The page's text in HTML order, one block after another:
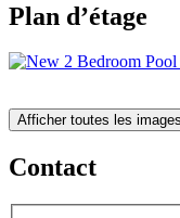
Plan d’étage
Afficher toutes les images
Contact